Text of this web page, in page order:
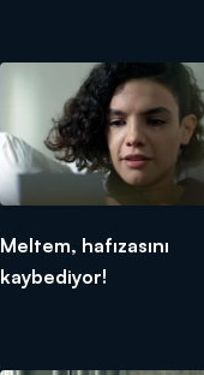
Meltem, hafızasını
kaybediyor!